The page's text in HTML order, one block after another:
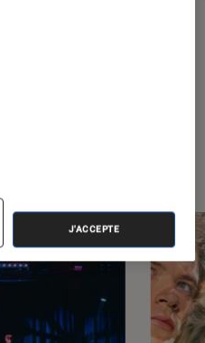
J'ACCEPTE